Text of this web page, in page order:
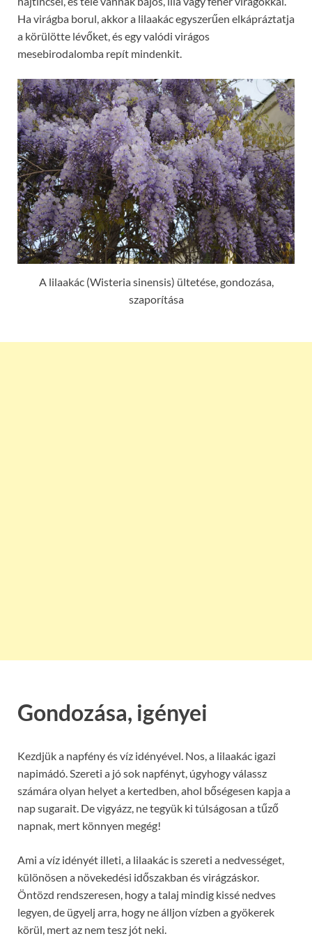
Ha virágba borul, akkor a lilaakác egyszerűen elkápráztatja
a körülötte lévőket, és egy valódi virágos
mesebirodalomba repít mindenkit.
A lilaakác (Wisteria sinensis) ültetése, gondozása,
szaporítása
Gondozása, igényei
Kezdjük a napfény és víz idényével. Nos, a lilaakác igazi
napimádó. Szereti a jó sok napfényt, úgyhogy válassz
számára olyan helyet a kertedben, ahol bőségesen kapja a
nap sugarait. De vigyázz, ne tegyük ki túlságosan a tűző
napnak, mert könnyen megég!
Ami a víz idényét illeti, a lilaakác is szereti a nedvességet,
különösen a növekedési időszakban és virágzáskor.
Öntözd rendszeresen, hogy a talaj mindig kissé nedves
legyen, de ügyelj arra, hogy ne álljon vízben a gyökerek
körül, mert az nem tesz jót neki.